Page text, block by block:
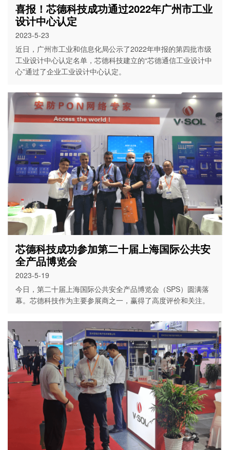
喜报！芯德科技成功通过2022年广州市工业
设计中心认定
2023-5-23
近日，广州市工业和信息化局公示了2022年申报的第四批市级
工业设计中心认定名单，芯德科技建立的“芯德通信工业设计中
心”通过了企业工业设计中心认定。
芯德科技成功参加第二十届上海国际公共安
全产品博览会
2023-5-19
今日，第二十届上海国际公共安全产品博览会（SPS）圆满落
幕。芯德科技作为主要参展商之一，赢得了高度评价和关注。